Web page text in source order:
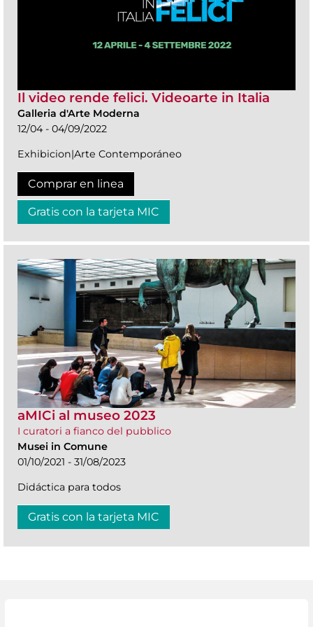
Il video rende felici. Videoarte in Italia
Galleria d'Arte Moderna
12/04 - 04/09/2022
Exhibicion|Arte Contemporáneo
Comprar en linea
Gratis con la tarjeta MIC
aMICi al museo 2023
I curatori a fianco del pubblico
Musei in Comune
01/10/2021 - 31/08/2023
Didáctica para todos
Gratis con la tarjeta MIC